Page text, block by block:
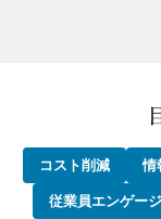
コスト削減 情
従業員エンゲー